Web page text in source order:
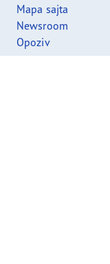
Mapa sajta
Newsroom
Opoziv